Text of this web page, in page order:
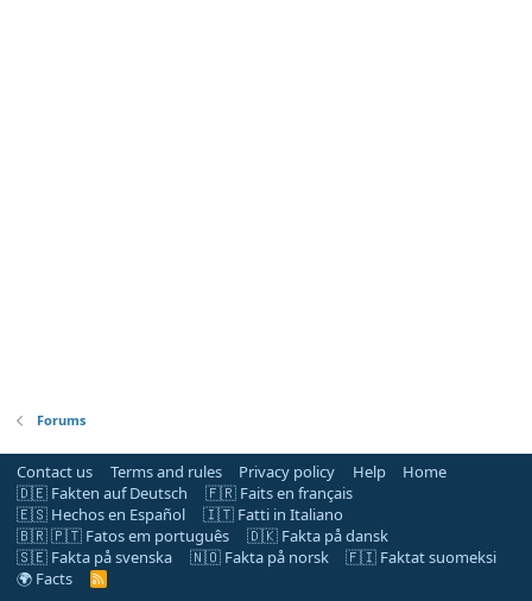
Forums
Contact us Terms and rules Privacy policy Help
Home
🇩🇪 Fakten auf Deutsch
🇫🇷 Faits en français
🇪🇸 Hechos en Español
🇮🇹 Fatti in Italiano
🇧🇷 🇵🇹 Fatos em português
🇩🇰 Fakta på dansk
🇸🇪 Fakta på svenska
🇳🇴 Fakta på norsk
🇫🇮 Faktat suomeksi
🌍 Facts
R